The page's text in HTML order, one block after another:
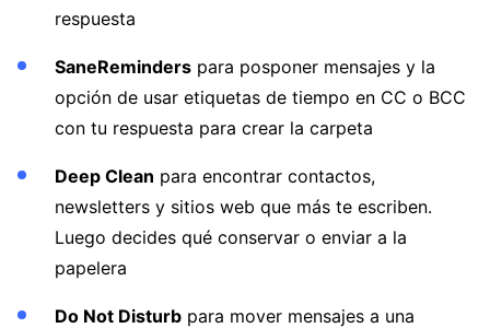
respuesta
SaneReminders para posponer mensajes y la
opción de usar etiquetas de tiempo en CC o BCC
con tu respuesta para crear la carpeta
Deep Clean para encontrar contactos,
newsletters y sitios web que más te escriben.
Luego decides qué conservar o enviar a la
papelera
Do Not Disturb para mover mensajes a una